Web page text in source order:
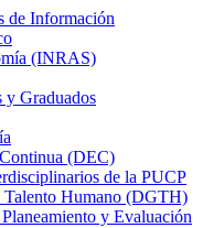
de Información
(INRAS)
y Graduados
(DEC)
de la PUCP
Talento Humano (DGTH)
y Evaluación